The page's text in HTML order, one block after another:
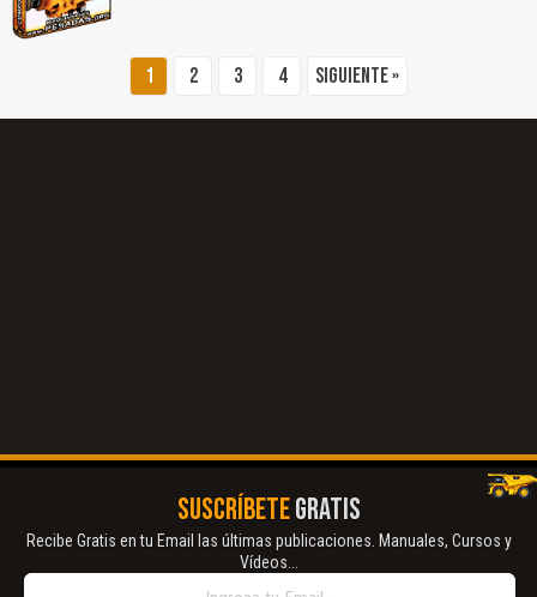
1 2 3 4 Siguiente »
SUSCRÍBETEGRATIS
Recibe Gratis en tu Email las últimas publicaciones. Manuales, Cursos y
Vídeos...